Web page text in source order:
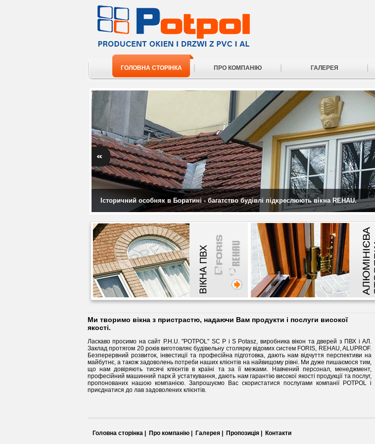
ГОЛОВНА СТОРІНКА ПРО КОМПАНІЮ ГАЛЕРЕЯ
Історичний особняк в Боратині - багатство будівлі підкреслюють вікна REHAU.
Ми творимо вікна з пристрастю, надаючи Вам продукти і послуги високої
якості.
Ласкаво просимо на сайт P.H.U. "POTPOL" SC P і S Potasz, виробника вікон та дверей з ПВХ і AЛ.
Заклад протягом 20 років виготовляє будівельну столярку відомих систем FORIS, REHAU, ALUPROF.
Безперервний розвиток, інвестиції та професійна підготовка, дають нам відчуття перспективи на
майбутнє, а також задоволень потреби наших клієнтів на найвищому рівні. Ми дуже пишаємося тим,
що нам довіряють тисячі клієнтів в країні та за її межами. Навчений персонал, менеджмент,
професійний машинний парк й устаткування, дають нам гарантію високої якості продукції та послуг,
пропонованих нашою компанією. Запрошуємо Вас скористатися послугами компанії POTPOL і
приєднатися до лав задоволених клієнтів.
Головна сторінка | Про компанію | Галерея | Пропозиція | Контакти